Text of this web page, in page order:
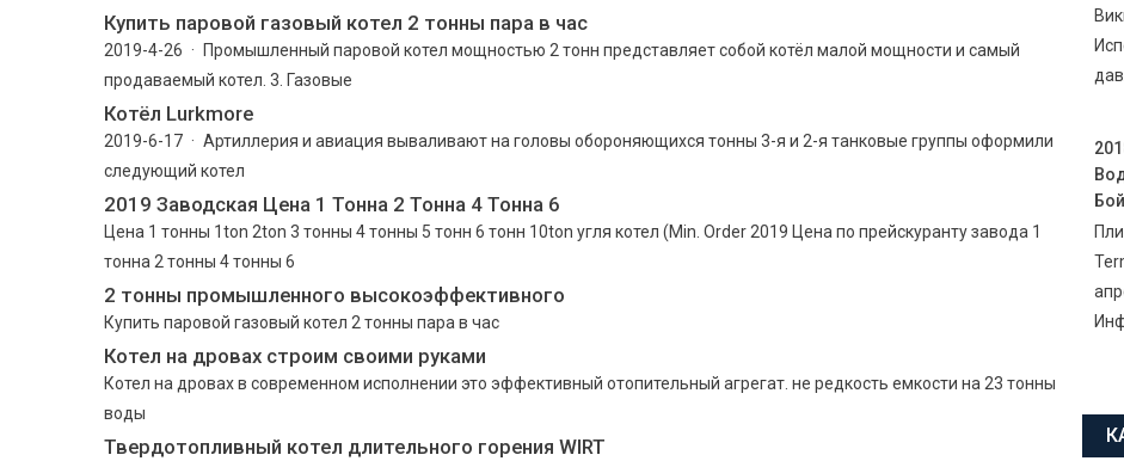
Купить паровой газовый котел 2 тонны пара в час
2019-4-26 · Промышленный паровой котел мощностью 2 тонн представляет собой котёл малой мощности и самый
продаваемый котел. 3. Газовые
Котёл Lurkmore
2019-6-17 · Артиллерия и авиация вываливают на головы обороняющихся тонны 3-я и 2-я танковые группы оформили
следующий котел
2019 Заводская Цена 1 Тонна 2 Тонна 4 Тонна 6
Цена 1 тонны 1ton 2ton 3 тонны 4 тонны 5 тонн 6 тонн 10ton угля котел (Min. Order 2019 Цена по прейскуранту завода 1
тонна 2 тонны 4 тонны 6
2 тонны промышленного высокоэффективного
Купить паровой газовый котел 2 тонны пара в час
Котел на дровах строим своими руками
Котел на дровах в современном исполнении это эффективный отопительный агрегат. не редкость емкости на 23 тонны
воды
Твердотопливный котел длительного горения WIRT